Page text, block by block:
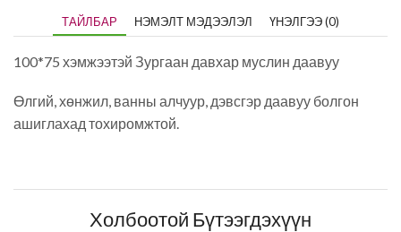
ТАЙЛБАР НЭМЭЛТ МЭДЭЭЛЭЛ ҮНЭЛГЭЭ (0)
100*75 хэмжээтэй Зургаан давхар муслин даавуу
Өлгий, хөнжил, ванны алчуур, дэвсгэр даавуу болгон
ашиглахад тохиромжтой.
Холбоотой Бүтээгдэхүүн